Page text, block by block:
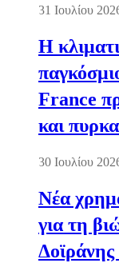
31 Ιουλίου
Η
France
και
30 Ιουλίου
Νέα
για τη
Δοϊράνης